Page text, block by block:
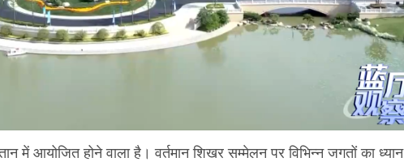
में आयोजित होने वाला है। वर्तमान शिखर सम्मेलन पर विभिन्न जगतों का ध्यान